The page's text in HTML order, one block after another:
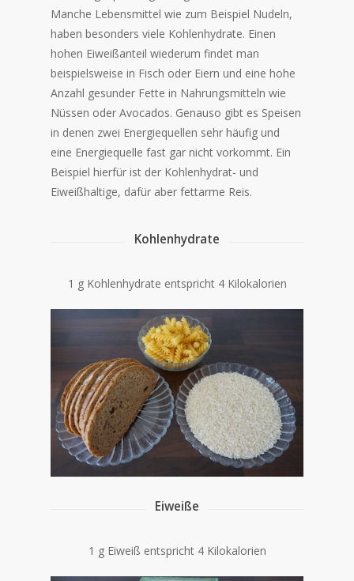
Manche Lebensmittel wie zum Beispiel Nudeln,
haben besonders viele Kohlenhydrate. Einen
hohen Eiweißanteil wiederum findet man
beispielsweise in Fisch oder Eiern und eine hohe
Anzahl gesunder Fette in Nahrungsmitteln wie
Nüssen oder Avocados. Genauso gibt es Speisen
in denen zwei Energiequellen sehr häufig und
eine Energiequelle fast gar nicht vorkommt. Ein
Beispiel hierfür ist der Kohlenhydrat- und
Eiweißhaltige, dafür aber fettarme Reis.
Kohlenhydrate
1 g Kohlenhydrate entspricht 4 Kilokalorien
Eiweiße
1 g Eiweiß entspricht 4 Kilokalorien